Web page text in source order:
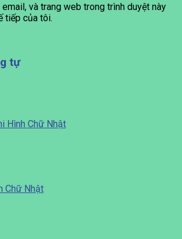
và trang web trong trình duyệt này
tiếp của tôi.
tự
Chữ Nhật